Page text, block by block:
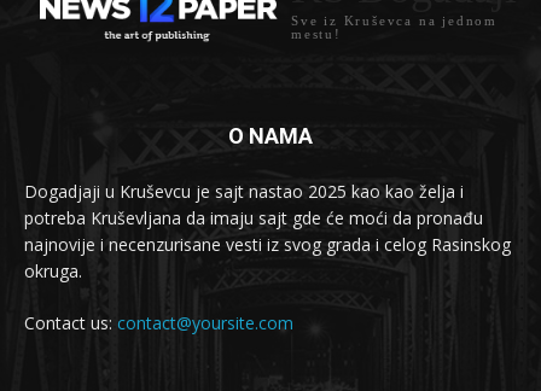
Sve iz Kruševca na jednom
mestu!
O NAMA
Dogadjaji u Kruševcu je sajt nastao 2025 kao kao želja i
potreba Kruševljana da imaju sajt gde će moći da pronađu
najnovije i necenzurisane vesti iz svog grada i celog Rasinskog
okruga.
Contact us: contact@yoursite.com